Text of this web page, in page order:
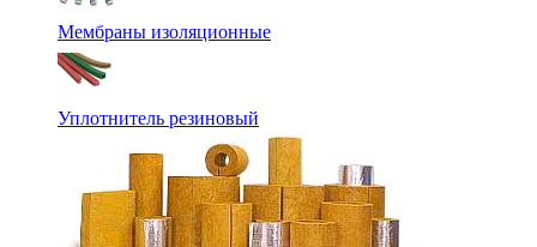
Мембраны изоляционные
Уплотнитель резиновый